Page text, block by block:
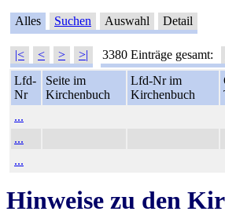
Alles Suchen Auswahl Detail
|< < > >| 3380 Einträge gesamt:
Lfd-
Nr
Seite im
Kirchenbuch
Lfd-Nr im
Kirchenbuch
...
...
...
Hinweise zu den